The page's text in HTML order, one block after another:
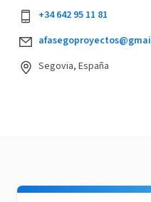
+34 642 95 11 81
Segovia, España